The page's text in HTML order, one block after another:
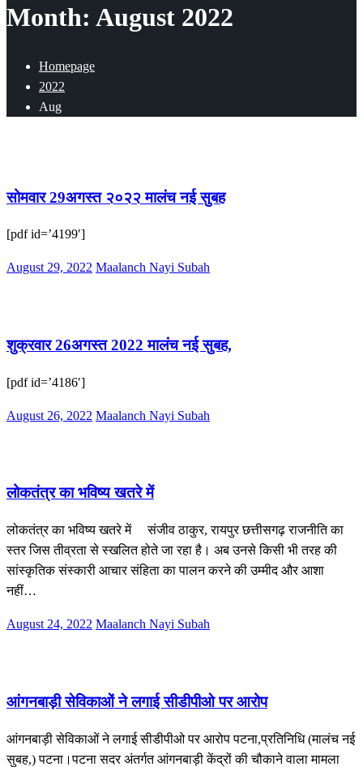
Month: August 2022
Homepage
2022
Aug
सोमवार 29अगस्त २०२२ मालंच नई सुबह
[pdf id=’4199′]
Posted
August 29, 2022 Maalanch Nayi Subah
शुक्रवार 26अगस्त 2022 मालंच नई सुबह,
[pdf id=’4186′]
Posted
August 26, 2022 Maalanch Nayi Subah
लोकतंत्र का भविष्य खतरे में
लोकतंत्र का भविष्य खतरे में संजीव ठाकुर, रायपुर छत्तीसगढ़ राजनीति का
स्तर जिस तीव्रता से स्खलित होते जा रहा है। अब उनसे किसी भी तरह की
सांस्कृतिक संस्कारी आचार संहिता का पालन करने की उम्मीद और आशा
नहीं…
Posted
August 24, 2022 Maalanch Nayi Subah
आंगनबाड़ी सेविकाओं ने लगाई सीडीपीओ पर आरोप
आंगनबाड़ी सेविकाओं ने लगाई सीडीपीओ पर आरोप पटना,प्रतिनिधि (मालंच नई
सुबह,) पटना।पटना सदर अंतर्गत आंगनबाड़ी केंद्रों की चौकाने वाला मामला